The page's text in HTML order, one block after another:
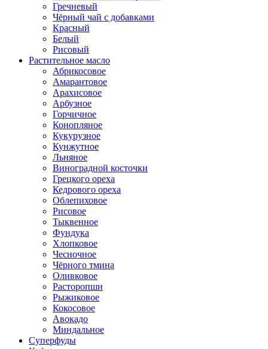
Гречневый
Чёрный чай с добавками
Красный
Белый
Рисовый
Растительное масло
Абрикосовое
Амарантовое
Арахисовое
Арбузное
Горчичное
Конопляное
Кукурузное
Кунжутное
Льняное
Виноградной косточки
Грецкого ореха
Кедрового ореха
Облепиховое
Рисовое
Тыквенное
Фундука
Хлопковое
Чесночное
Чёрного тмина
Оливковое
Расторопши
Рыжиковое
Кокосовое
Авокадо
Миндальное
Суперфуды